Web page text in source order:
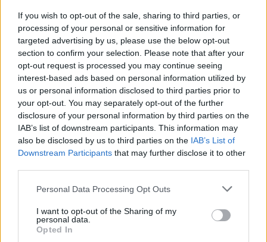
If you wish to opt-out of the sale, sharing to third parties, or
processing of your personal or sensitive information for
targeted advertising by us, please use the below opt-out
section to confirm your selection. Please note that after your
opt-out request is processed you may continue seeing
interest-based ads based on personal information utilized by
us or personal information disclosed to third parties prior to
your opt-out. You may separately opt-out of the further
disclosure of your personal information by third parties on the
IAB’s list of downstream participants. This information may
also be disclosed by us to third parties on the IAB’s List of
Downstream Participants that may further disclose it to other
Please note that this website/app uses one or more Google
not limited to your visit or usage behaviour. You may click to
grant or deny consent to Google and its third-party tags to
use your data for below specified purposes in below Google
Personal Data Processing Opt Outs
I want to opt-out of the Sharing of my
personal data.
Opted In
organizzativo ma ha ricadute dirette sulla
responsabilità civile e penale degli amministratori e
degli organi di vigilanza. Prevenire significa
costruire sistemi in grado di governare
correttamente i rischi, evitando che le situazioni di
crisi si aggravino per mancanza di struttura. Una
cultura del rischio che deve diventare patrimonio
condiviso all’interno dell’impresa, non appannaggio
esclusivo dei consulenti esterni.
governance aziendale con impatti concreti su
competitività, accesso al credito e posizionamento
nelle filiere produttive. I criteri ambientali, sociali e